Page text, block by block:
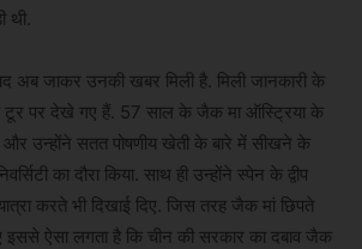
थी.
अब जाकर उनकी खबर मिली है. मिली जानकारी के
के टूर पर देखे गए हैं. 57 साल के जैक मा ऑस्ट्रिया के
और उन्होंने सतत पोषणीय खेती के बारे में सीखने के
का दौरा किया. साथ ही उन्होंने स्पेन के द्वीप
करते भी दिखाई दिए. जिस तरह जैक मां छिपते
इससे ऐसा लगता है कि चीन की सरकार का दबाव जैक